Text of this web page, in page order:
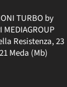
TURBO by
MEDIAGROUP
Resistenza, 23
Meda (Mb)